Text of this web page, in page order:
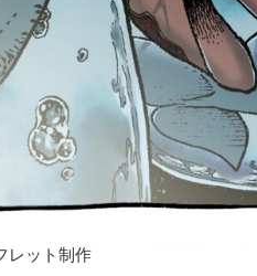
レット制作